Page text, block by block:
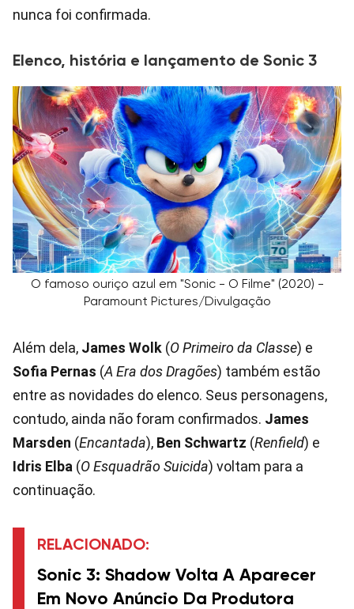
nunca foi confirmada.
Elenco, história e lançamento de Sonic 3
O famoso ouriço azul em "Sonic - O Filme" (2020) -
Paramount Pictures/Divulgação
Além dela, James Wolk (O Primeiro da Classe) e
Sofia Pernas (A Era dos Dragões) também estão
entre as novidades do elenco. Seus personagens,
contudo, ainda não foram confirmados. James
Marsden (Encantada), Ben Schwartz (Renfield) e
Idris Elba (O Esquadrão Suicida) voltam para a
continuação.
RELACIONADO:
Sonic 3: Shadow Volta A Aparecer
Em Novo Anúncio Da Produtora